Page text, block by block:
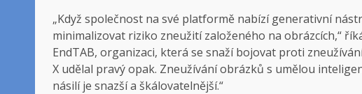
„Když společnost na své platformě nabízí generativní
minimalizovat riziko zneužití založeného na obrázcích,“
EndTAB, organizaci, která se snaží bojovat proti
X udělal pravý opak. Zneužívání obrázků s umělou
násilí je snazší a škálovatelnější.“